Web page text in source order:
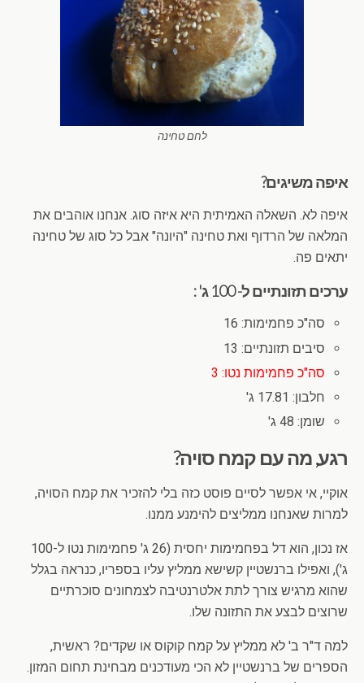
לחם טחינה
איפה משיגים?
איפה לא. השאלה האמיתית היא איזה סוג. אנחנו אוהבים את
המלאה של הרדוף ואת טחינה "היונה" אבל כל סוג של טחינה
יתאים פה.
ערכים תזונתיים ל- 100 ג' :
סה"כ פחמימות: 16
סיבים תזונתיים: 13
סה"כ פחמימות נטו: 3
חלבון: 17.81 ג'
שומן: 48 ג'
רגע, מה עם קמח סויה?
אוקיי, אי אפשר לסיים פוסט כזה בלי להזכיר את קמח הסויה,
למרות שאנחנו ממליצים להימנע ממנו.
אז נכון, הוא דל בפחמימות יחסית (26 ג' פחמימות נטו ל-100
ג'), ואפילו ברנשטיין קשישא ממליץ עליו בספריו, כנראה בגלל
שהוא מרגיש צורך לתת אלטרנטיבה לצמחונים סוכרתיים
שרוצים לבצע את התזונה שלו.
למה ד"ר ב' לא ממליץ על קמח קוקוס או שקדים? ראשית,
הספרים של ברנשטיין לא הכי מעודכנים מבחינת תחום המזון.